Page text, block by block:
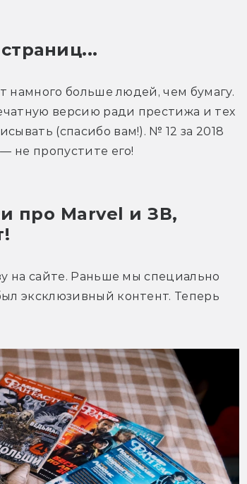
намного больше людей, чем бумагу.
версию ради престижа и тех
(спасибо вам!). № 12 за 2018
не пропустите его!
про Marvel и ЗВ,
на сайте. Раньше мы специально
эксклюзивный контент. Теперь